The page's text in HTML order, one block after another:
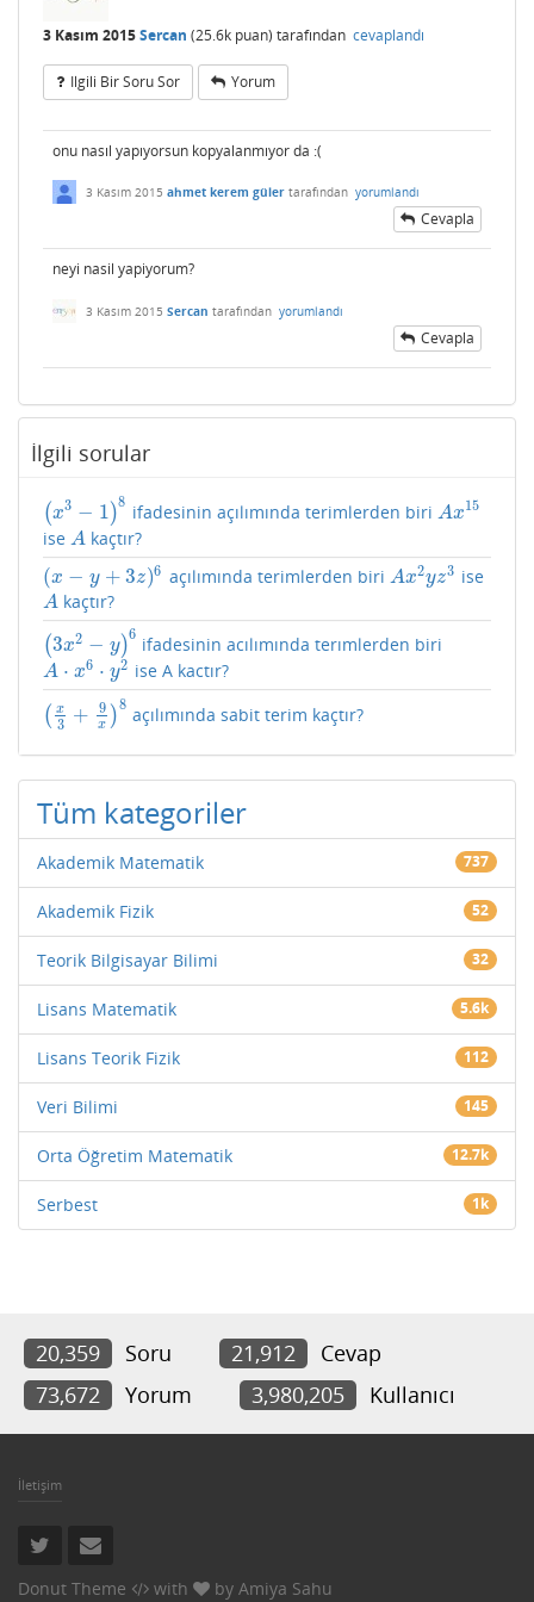
3 Kasım 2015Sercan (25.6k puan) tarafından cevaplandı
Ilgili Bir Soru Sor Yorum
onu nasıl yapıyorsun kopyalanmıyor da :(
3 Kasım 2015 ahmet kerem güler tarafından yorumlandı
Cevapla
neyi nasil yapiyorum?
3 Kasım 2015 Sercan tarafından yorumlandı
Cevapla
İlgili sorular
(x3 − 1)8
(x3− 1)8 ifadesinin açılımında terimlerden biri Ax15
Ax15
ise A
A kaçtır?
(x − y + 3z)6
(x− y+ 3z 6 açılımında terimlerden biri Ax2yz3
Ax2yz3 ise
A
A kaçtır?
(3x2 − y)6
(3x2− y)6 ifadesinin acılımında terımlerden biri
A ⋅ x6 ⋅ y2
A⋅ x6⋅y2 ise A kactır?
( x
3 + 9
x )8
(x3 +9x )8 açılımında sabit terim kaçtır?
Tüm kategoriler
Akademik Matematik 737
Akademik Fizik 52
Teorik Bilgisayar Bilimi 32
Lisans Matematik 5.6k
Lisans Teorik Fizik 112
Veri Bilimi 145
Orta Öğretim Matematik 12.7k
Serbest 1k
20,359 Soru 21,912
Cevap
73,672
Yorum 3,980,205 Kullanıcı
İletişim
Donut Theme with by Amiya Sahu